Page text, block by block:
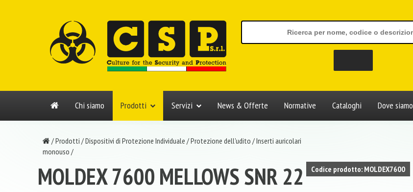
Chi siamo Prodotti Servizi News & Offerte Normative Cataloghi Dove siamo
/Prodotti /Dispositivi di Protezione Individuale /Protezione dell'udito /Inserti auricolari
monouso /
Codice prodotto: MOLDEX7600
MOLDEX 7600 MELLOWS SNR 22